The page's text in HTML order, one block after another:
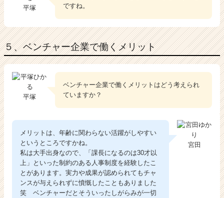
平塚
ですね。
５、ベンチャー企業で働くメリット
平塚
ベンチャー企業で働くメリットはどう考えられ
ていますか？
宮田
メリットは、年齢に関わらない活躍がしやすい
というところですかね。
私は大手出身なので、「課長になるのは30才以
上」といった制約のある人事制度を経験したこ
とがあります。実力や成果が認められてもチャ
ンスが与えられずに憤慨したこともありました
笑 ベンチャーだとそういったしがらみが一切